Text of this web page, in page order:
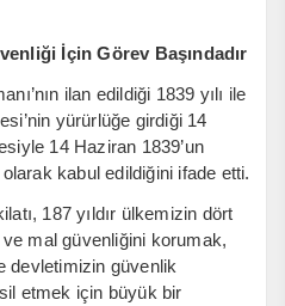
İçin Görev Başındadır
ilan edildiği 1839 yılı ile
yürürlüğe girdiği 14
14 Haziran 1839’un
kabul edildiğini ifade etti.
187 yıldır ülkemizin dört
mal güvenliğini korumak,
devletimizin güvenlik
etmek için büyük bir